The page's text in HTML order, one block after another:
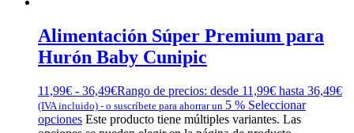
Alimentación Súper Premium para
Hurón Baby Cunipic
11,99€ - 36,49€Rango de precios: desde 11,99€ hasta 36,49€
(IVA incluido) - o suscríbete para ahorrar un 5 % Seleccionar
opciones Este producto tiene múltiples variantes. Las